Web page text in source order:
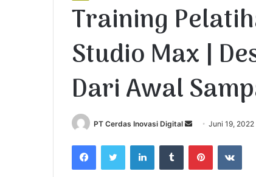
Training
Studio Max |
Dari Awal
PT Cerdas Inovasi Digital
d
Juni 19, 2022